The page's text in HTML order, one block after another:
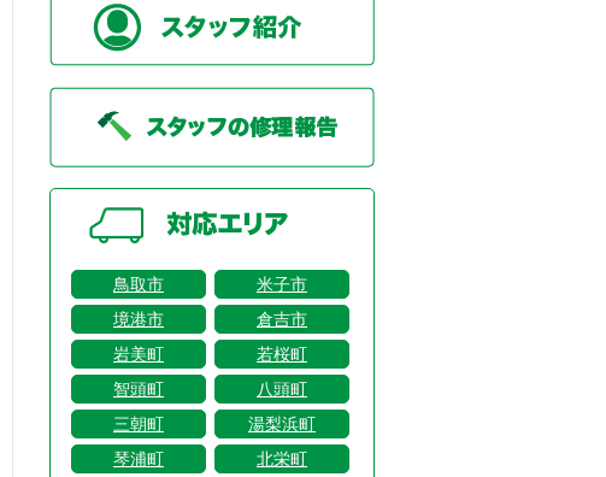
鳥取市
米子市
境港市
倉吉市
岩美町
若桜町
智頭町
八頭町
三朝町
湯梨浜町
琴浦町
北栄町